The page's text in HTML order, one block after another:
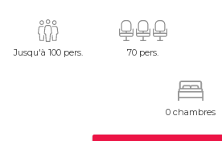
Jusqu'à 100 pers. 70 pers.
0 chambres